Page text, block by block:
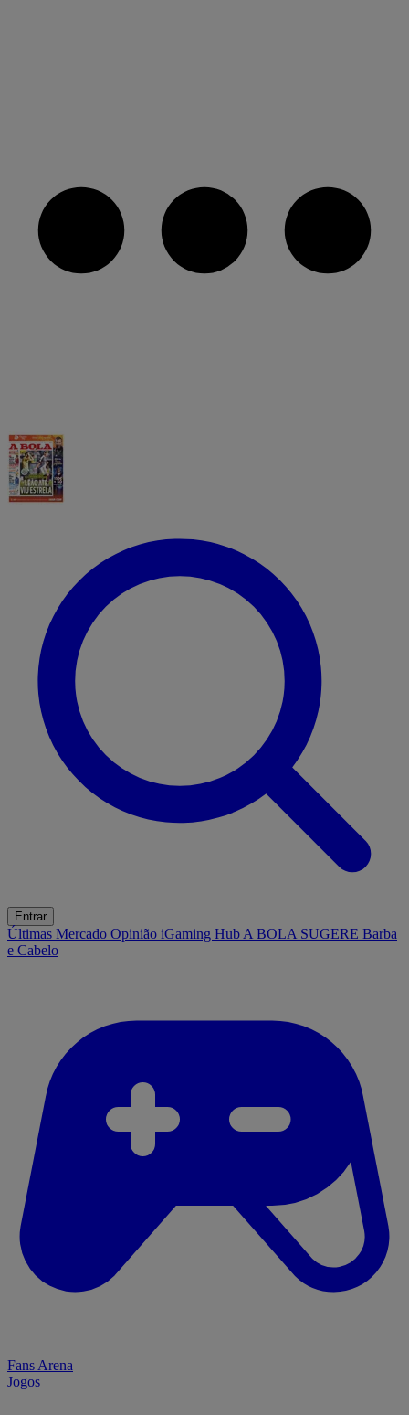
Entrar
Últimas Mercado Opinião iGaming Hub A BOLA SUGERE Barba
e Cabelo
Fans Arena
Jogos